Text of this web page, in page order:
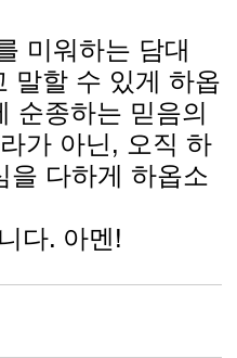
미워하는 담대
말할 수 있게 하옵
순종하는 믿음의
가 아닌, 오직 하
을 다하게 하옵소
다. 아멘!